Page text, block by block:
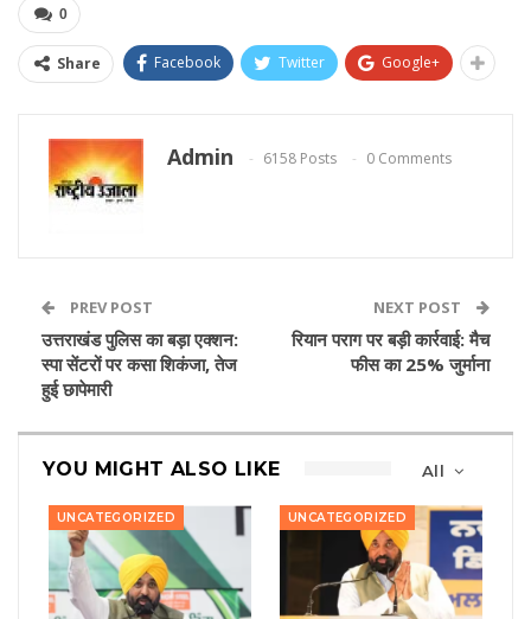
0
Share Facebook Twitter Google+
Admin 6158 Posts 0 Comments
PREV POST
उत्तराखंड पुलिस का बड़ा एक्शन:
स्पा सेंटरों पर कसा शिकंजा, तेज
हुई छापेमारी
NEXT POST
रियान पराग पर बड़ी कार्रवाई: मैच
फीस का 25% जुर्माना
All
YOU MIGHT ALSO LIKE
UNCATEGORIZED UNCATEGORIZED